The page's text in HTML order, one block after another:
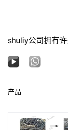
shuliy公司拥有
产品